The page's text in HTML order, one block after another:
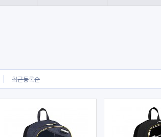
최근등록순